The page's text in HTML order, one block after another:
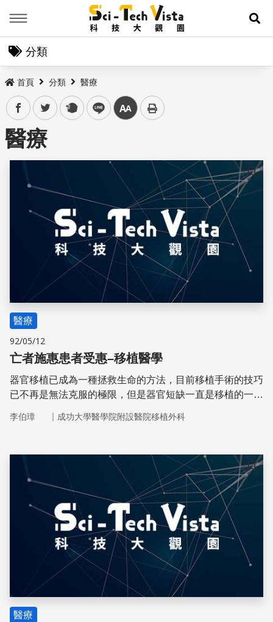
展
分類
首頁 分類 醫療
facebooktwitter plurk line 中
醫療
儲存
醫療
92/05/12
亡者施惠患者受惠–移植醫學
器官移植已成為一種拯救生命的方法，目前移植手術的技巧
已不再是無法克服的極限，但是器官短缺一直是移植的一大
李伯璋 ｜ 成功大學醫學院附設醫院移植外科
儲存
醫療